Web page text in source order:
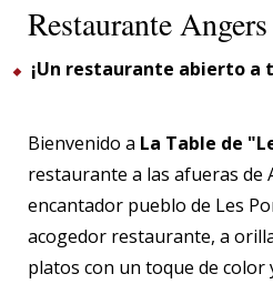
Restaurante Angers
¡Un restaurante abierto a
Bienvenido a La Table de
restaurante a las afueras de
encantador pueblo de Les
acogedor restaurante, a
platos con un toque de color